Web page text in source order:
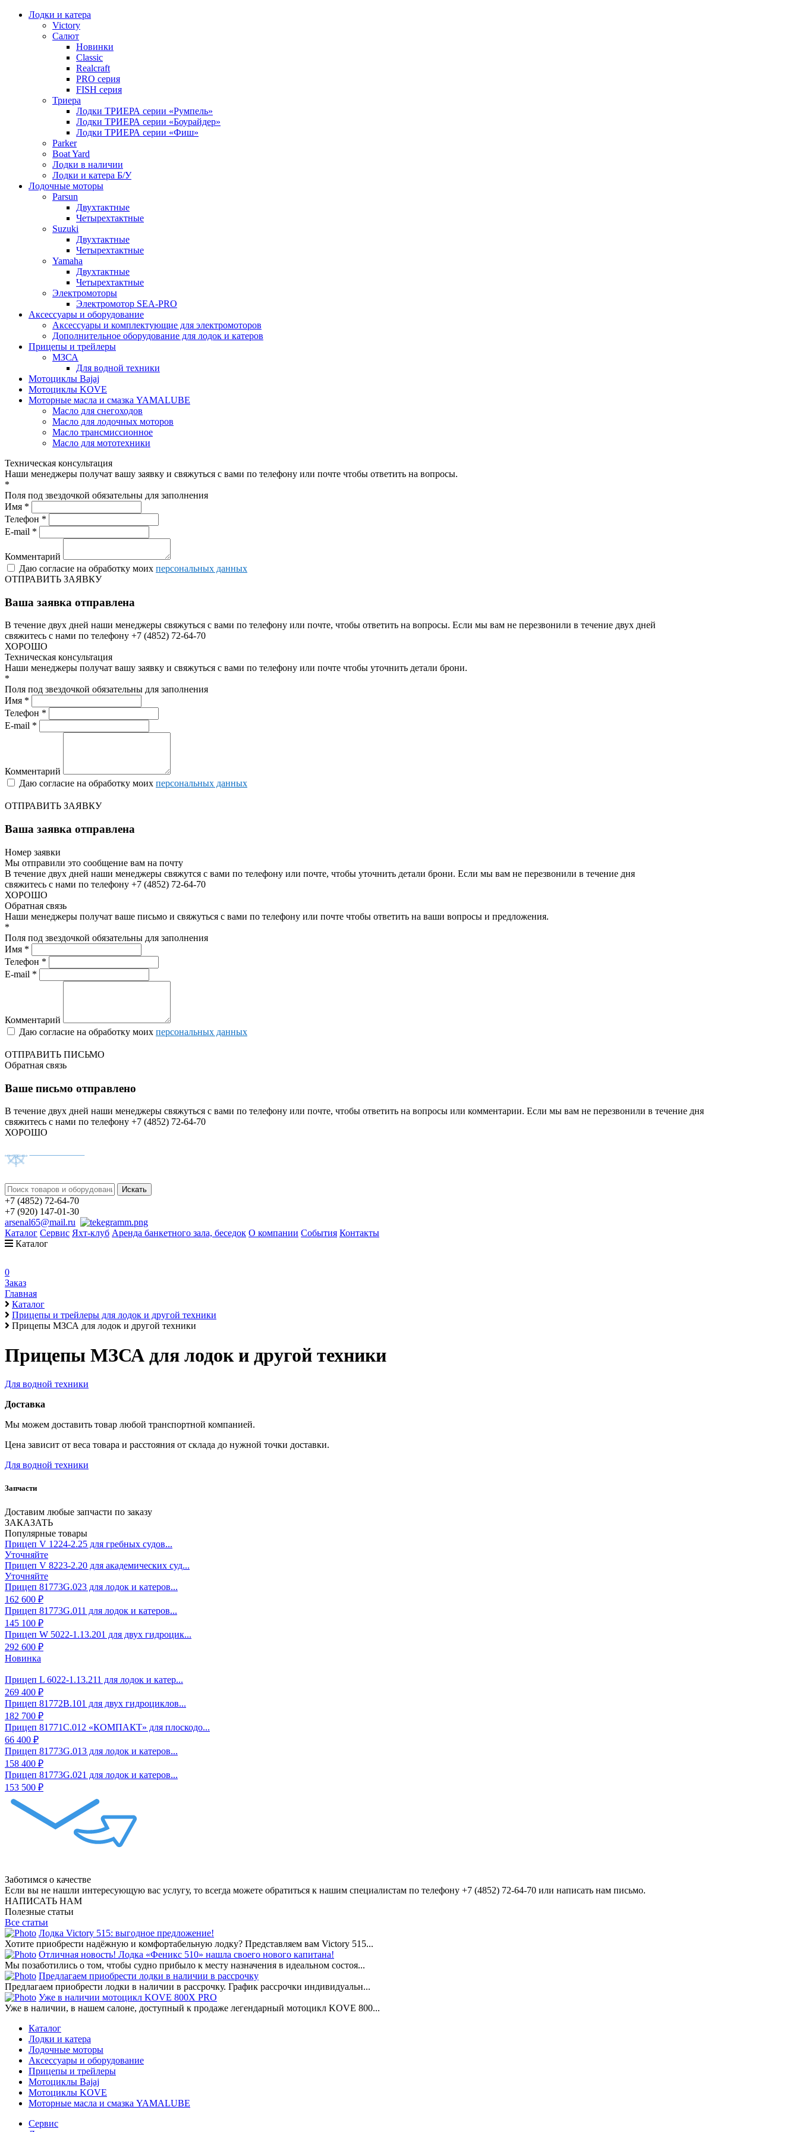
Лодки и катера
Victory
Салют
Новинки
Classic
Realcraft
PRO серия
FISH серия
Триера
Лодки ТРИЕРА серии «Румпель»
Лодки ТРИЕРА серии «Боурайдер»
Лодки ТРИЕРА серии «Фиш»
Parker
Boat Yard
Лодки в наличии
Лодки и катера Б/У
Лодочные моторы
Parsun
Двухтактные
Четырехтактные
Suzuki
Двухтактные
Четырехтактные
Yamaha
Двухтактные
Четырехтактные
Электромоторы
Электромотор SEA-PRO
Аксессуары и оборудование
Аксессуары и комплектующие для электромоторов
Дополнительное оборудование для лодок и катеров
Прицепы и трейлеры
МЗСА
Для водной техники
Мотоциклы Bajaj
Мотоциклы KOVE
Моторные масла и смазка YAMALUBE
Масло для снегоходов
Масло для лодочных моторов
Масло трансмиссионное
Масло для мототехники
Техническая консультация
Наши менеджеры получат вашу заявку и свяжуться с вами по телефону или почте чтобы ответить на вопросы.
*
Поля под звездочкой обязательны для заполнения
Имя *
Телефон *
E-mail *
Комментарий
Даю согласие на обработку моих персональных данных
ОТПРАВИТЬ ЗАЯВКУ
Ваша заявка отправлена
В течение двух дней наши менеджеры свяжуться с вами по телефону или почте, чтобы ответить на вопросы. Если мы вам не перезвонили в течение двух дней
свяжитесь с нами по телефону +7 (4852) 72-64-70
ХОРОШО
Техническая консультация
Наши менеджеры получат вашу заявку и свяжуться с вами по телефону или почте чтобы уточнить детали брони.
*
Поля под звездочкой обязательны для заполнения
Имя *
Телефон *
E-mail *
Комментарий
Даю согласие на обработку моих персональных данных
ОТПРАВИТЬ ЗАЯВКУ
Ваша заявка отправлена
Номер заявки
Мы отправили это сообщение вам на почту
В течение двух дней наши менеджеры свяжутся с вами по телефону или почте, чтобы уточнить детали брони. Если мы вам не перезвонили в течение дня
свяжитесь с нами по телефону +7 (4852) 72-64-70
ХОРОШО
Обратная связь
Наши менеджеры получат ваше письмо и свяжуться с вами по телефону или почте чтобы ответить на ваши вопросы и предложения.
*
Поля под звездочкой обязательны для заполнения
Имя *
Телефон *
E-mail *
Комментарий
Даю согласие на обработку моих персональных данных
ОТПРАВИТЬ ПИСЬМО
Обратная связь
Ваше письмо отправлено
В течение двух дней наши менеджеры свяжуться с вами по телефону или почте, чтобы ответить на вопросы или комментарии. Если мы вам не перезвонили в течение дня
свяжитесь с нами по телефону +7 (4852) 72-64-70
ХОРОШО
+7 (4852) 72-64-70
+7 (920) 147-01-30
arsenal65@mail.ru
Каталог Сервис Яхт-клуб Аренда банкетного зала, беседок О компании События Контакты
Каталог
0
Заказ
Главная
Каталог
Прицепы и трейлеры для лодок и другой техники
Прицепы МЗСА для лодок и другой техники
Прицепы МЗСА для лодок и другой техники
Для водной техники
Доставка
Мы можем доставить товар любой транспортной компанией.
Цена зависит от веса товара и расстояния от склада до нужной точки доставки.
Для водной техники
Запчасти
Доставим любые запчасти по заказу
ЗАКАЗАТЬ
Популярные товары
Прицеп V 1224-2.25 для гребных судов...
Уточняйте
Прицеп V 8223-2.20 для академических суд...
Уточняйте
Прицеп 81773G.023 для лодок и катеров...
162 600 ₽
Прицеп 81773G.011 для лодок и катеров...
145 100 ₽
Прицеп W 5022-1.13.201 для двух гидроцик...
292 600 ₽
Новинка
Прицеп L 6022-1.13.211 для лодок и катер...
269 400 ₽
Прицеп 81772B.101 для двух гидроциклов...
182 700 ₽
Прицеп 81771С.012 «КОМПАКТ» для плоскодо...
66 400 ₽
Прицеп 81773G.013 для лодок и катеров...
158 400 ₽
Прицеп 81773G.021 для лодок и катеров...
153 500 ₽
Заботимся о качестве
Если вы не нашли интересующую вас услугу, то всегда можете обратиться к нашим специалистам по телефону +7 (4852) 72-64-70 или написать нам письмо.
НАПИСАТЬ НАМ
Полезные статьи
Все статьи
Лодка Victory 515: выгодное предложение!
Хотите приобрести надёжную и комфортабельную лодку? Представляем вам Victory 515...
Отличная новость! Лодка «Феникс 510» нашла своего нового капитана!
Мы позаботились о том, чтобы судно прибыло к месту назначения в идеальном состоя...
Предлагаем приобрести лодки в наличии в рассрочку
Предлагаем приобрести лодки в наличии в рассрочку. График рассрочки индивидуальн...
Уже в наличии мотоцикл KOVE 800X PRO
Уже в наличии, в нашем салоне, доступный к продаже легендарный мотоцикл KOVE 800...
Каталог
Лодки и катера
Лодочные моторы
Аксессуары и оборудование
Прицепы и трейлеры
Мотоциклы Bajaj
Мотоциклы KOVE
Моторные масла и смазка YAMALUBE
Сервис